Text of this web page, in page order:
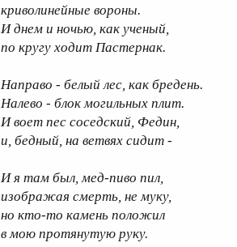
криволинейные вороны.
И днем и ночью, как ученый,
по кругу ходит Пастернак.
Направо - белый лес, как бредень.
Налево - блок могильных плит.
И воет пес соседский, Федин,
и, бедный, на ветвях сидит -
И я там был, мед-пиво пил,
изображая смерть, не муку,
но кто-то камень положил
в мою протянутую руку.